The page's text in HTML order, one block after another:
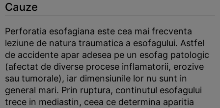
Cauze
Perforatia esofagiana este cea mai frecventa
leziune de natura traumatica a esofagului. Astfel
de accidente apar adesea pe un esofag patologic
(afectat de diverse procese inflamatorii, erozive
sau tumorale), iar dimensiunile lor nu sunt in
general mari. Prin ruptura, continutul esofagului
trece in mediastin, ceea ce determina aparitia